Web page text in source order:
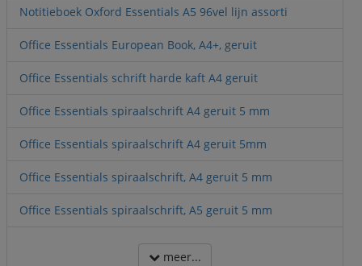
Notitieboek Oxford Essentials A5 96vel lijn assorti
Office Essentials European Book, A4+, geruit
Office Essentials schrift harde kaft A4 geruit
Office Essentials spiraalschrift A4 geruit 5 mm
Office Essentials spiraalschrift A4 geruit 5mm
Office Essentials spiraalschrift, A4 geruit 5 mm
Office Essentials spiraalschrift, A5 geruit 5 mm
meer...